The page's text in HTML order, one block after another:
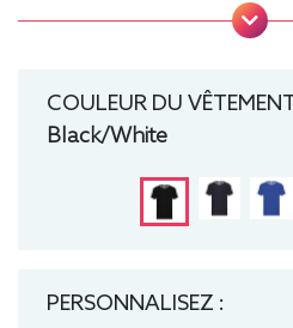
Ringer, Tee-shirt, manche
COULEUR DU
Black/White
PERSONNALISEZ :